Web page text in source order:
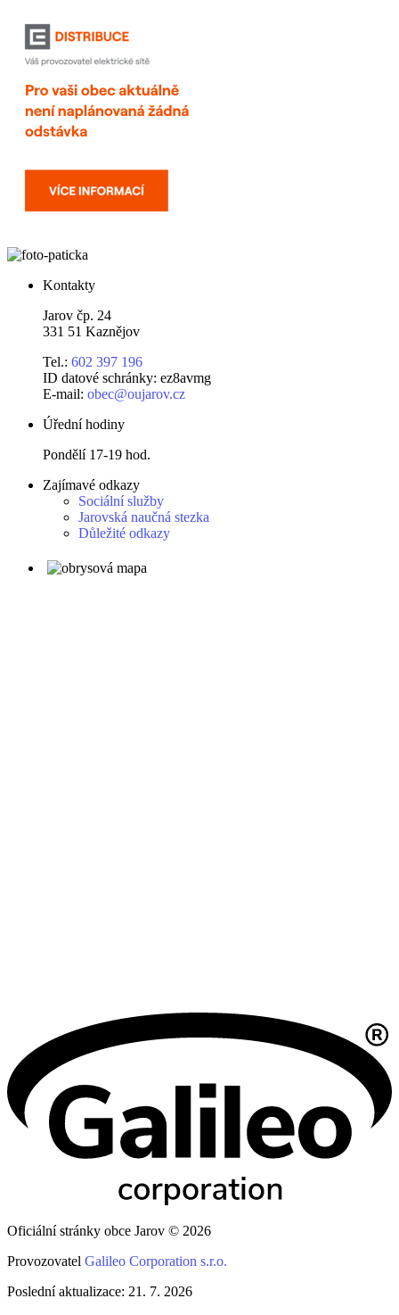
Kontakty
Jarov čp. 24
331 51 Kaznějov
Tel.: 602 397 196
ID datové schránky: ez8avmg
E-mail: obec@oujarov.cz
Úřední hodiny
Pondělí 17-19 hod.
Zajímavé odkazy
Sociální služby
Jarovská naučná stezka
Důležité odkazy
Oficiální stránky obce Jarov © 2026
Provozovatel Galileo Corporation s.r.o.
Poslední aktualizace: 21. 7. 2026